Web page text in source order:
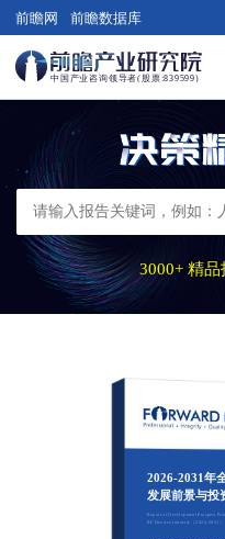
前瞻网 前瞻数据库
3000+ 精
2026-2031年
发展前景与投
Report of Development Prospect
RF Devices Industry（2026-2031）